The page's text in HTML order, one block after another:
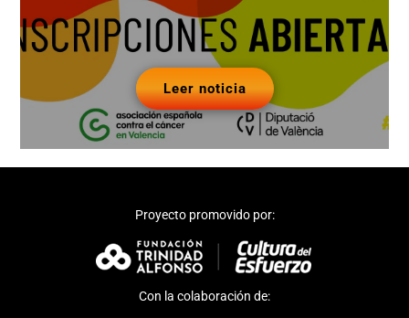
Leer noticia
Proyecto promovido por:
Con la colaboración de: